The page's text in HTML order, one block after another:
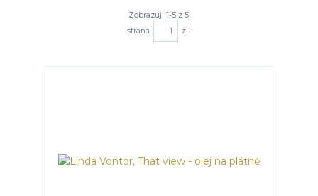
Zobrazuji 1-5 z 5
strana
z 1